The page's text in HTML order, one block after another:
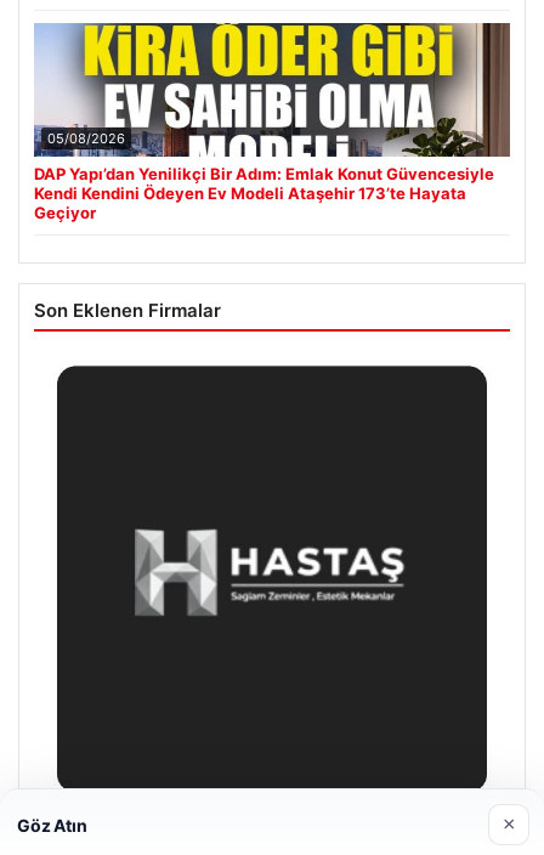
05/08/2026
DAP Yapı’dan Yenilikçi Bir Adım: Emlak Konut Güvencesiyle
Kendi Kendini Ödeyen Ev Modeli Ataşehir 173’te Hayata
Geçiyor
Son Eklenen Firmalar
Göz Atın ×